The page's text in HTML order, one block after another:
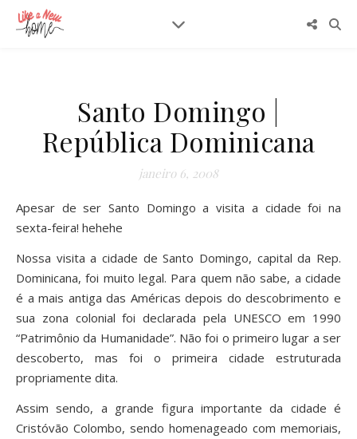
Santo Domingo |
República Dominicana
janeiro 6, 2008
Apesar de ser Santo Domingo a visita a cidade foi na
sexta-feira! hehehe
Nossa visita a cidade de Santo Domingo, capital da Rep.
Dominicana, foi muito legal. Para quem não sabe, a cidade
é a mais antiga das Américas depois do descobrimento e
sua zona colonial foi declarada pela UNESCO em 1990
“Patrimônio da Humanidade”. Não foi o primeiro lugar a ser
descoberto, mas foi o primeira cidade estruturada
propriamente dita.
Assim sendo, a grande figura importante da cidade é
Cristóvão Colombo, sendo homenageado com memoriais,